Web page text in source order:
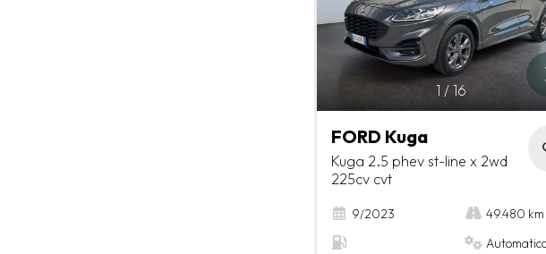
1 / 16
FORD Kuga
Kuga 2.5 phev st-line x 2wd
225cv cvt
9/2023 49.480 km